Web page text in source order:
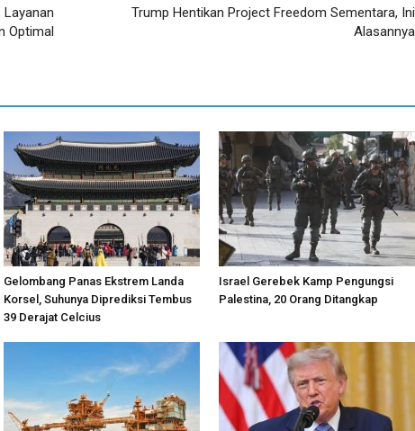
Optimal
Trump Hentikan Project Freedom Sementara, Ini
Alasannya
Gelombang Panas Ekstrem Landa
Korsel, Suhunya Diprediksi Tembus
39 Derajat Celcius
Israel Gerebek Kamp Pengungsi
Palestina, 20 Orang Ditangkap